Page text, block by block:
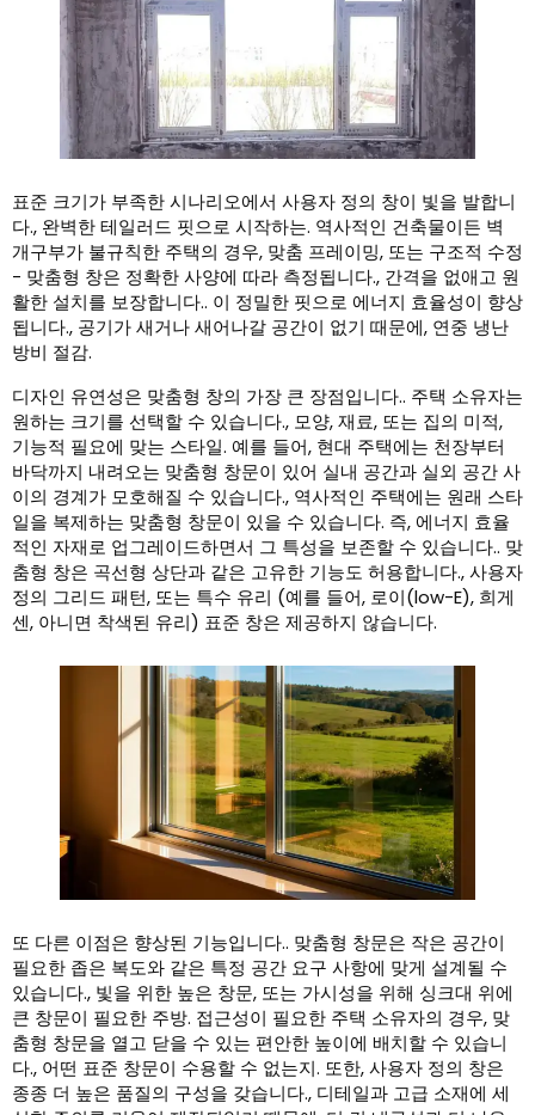
표준 크기가 부족한 시나리오에서 사용자 정의 창이 빛을 발합니
다., 완벽한 테일러드 핏으로 시작하는. 역사적인 건축물이든 벽
개구부가 불규칙한 주택의 경우, 맞춤 프레이밍, 또는 구조적 수정
- 맞춤형 창은 정확한 사양에 따라 측정됩니다., 간격을 없애고 원
활한 설치를 보장합니다.. 이 정밀한 핏으로 에너지 효율성이 향상
됩니다., 공기가 새거나 새어나갈 공간이 없기 때문에, 연중 냉난
방비 절감.
디자인 유연성은 맞춤형 창의 가장 큰 장점입니다.. 주택 소유자는
원하는 크기를 선택할 수 있습니다., 모양, 재료, 또는 집의 미적,
기능적 필요에 맞는 스타일. 예를 들어, 현대 주택에는 천장부터
바닥까지 내려오는 맞춤형 창문이 있어 실내 공간과 실외 공간 사
이의 경계가 모호해질 수 있습니다., 역사적인 주택에는 원래 스타
일을 복제하는 맞춤형 창문이 있을 수 있습니다. 즉, 에너지 효율
적인 자재로 업그레이드하면서 그 특성을 보존할 수 있습니다.. 맞
춤형 창은 곡선형 상단과 같은 고유한 기능도 허용합니다., 사용자
정의 그리드 패턴, 또는 특수 유리 (예를 들어, 로이(low-E), 희게
센, 아니면 착색된 유리) 표준 창은 제공하지 않습니다.
또 다른 이점은 향상된 기능입니다.. 맞춤형 창문은 작은 공간이
필요한 좁은 복도와 같은 특정 공간 요구 사항에 맞게 설계될 수
있습니다., 빛을 위한 높은 창문, 또는 가시성을 위해 싱크대 위에
큰 창문이 필요한 주방. 접근성이 필요한 주택 소유자의 경우, 맞
춤형 창문을 열고 닫을 수 있는 편안한 높이에 배치할 수 있습니
다., 어떤 표준 창문이 수용할 수 없는지. 또한, 사용자 정의 창은
종종 더 높은 품질의 구성을 갖습니다., 디테일과 고급 소재에 세